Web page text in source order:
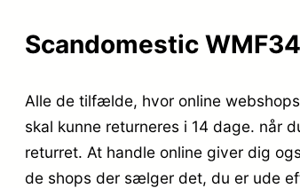
Scandomestic
Alle de tilfælde, hvor online
skal kunne returneres i 14 dage. når
returret. At handle online giver dig
de shops der sælger det, du er ude